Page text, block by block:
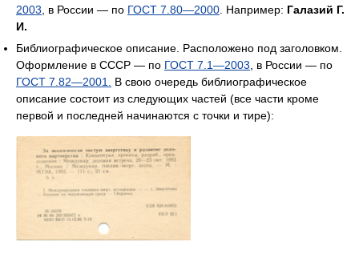
2003 , в России — по ГОСТ 7.80—2000 . Например: Галазий Г.
И.
Библиографическое описание. Расположено под заголовком.
Оформление в СССР — по ГОСТ 7.1—2003 , в России — по
ГОСТ 7.82—2001.
В свою очередь библиографическое
описание состоит из следующих частей (все части кроме
первой и последней начинаются с точки и тире):